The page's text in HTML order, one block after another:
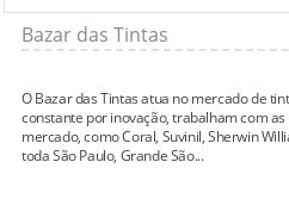
Bazar das Tintas
O Bazar das Tintas atua no mercado de
constante por inovação, trabalham com
mercado, como Coral, Suvinil, Sherwin
toda São Paulo, Grande São...